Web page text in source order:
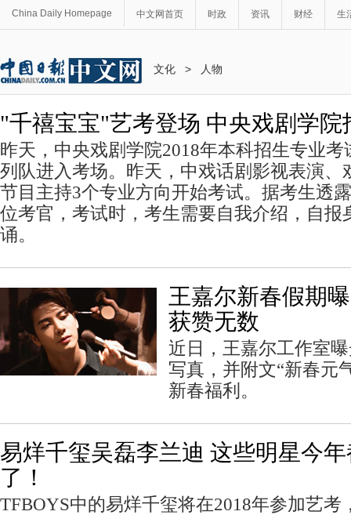
China Daily Homepage 中文网首页 时政 资讯 财经 生
文化 > 人物
"千禧宝宝"艺考登场 中央戏剧学院
昨天，中央戏剧学院2018年本科招生专业
列队进入考场。昨天，中戏话剧影视表演、
节目主持3个专业方向开始考试。据考生透
位考官，考试时，考生需要自我介绍，自报
诵。
王嘉尔新春假期
获赞无数
近日，王嘉尔工作室
写真，并附文“新春元
新春福利。
易烊千玺吴磊李兰迪 这些明星今
了！
TFBOYS中的易烊千玺将在2018年参加艺考